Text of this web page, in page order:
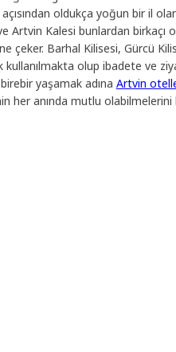
oldukça yoğun bir il
Artvin Kalesi bunlardan birkaçı
çeker. Barhal Kilisesi, Gürcü
olup ibadete ve
yaşamak adına Artvin
her anında mutlu olabilmelerini